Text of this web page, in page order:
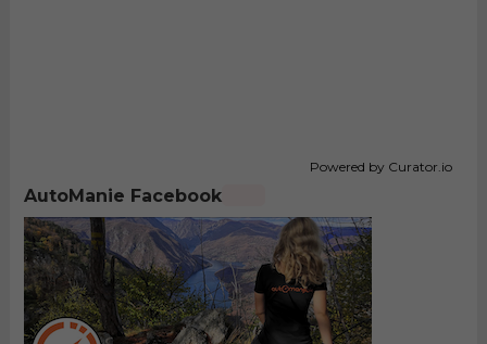
Powered by Curator.io
AutoManie Facebook